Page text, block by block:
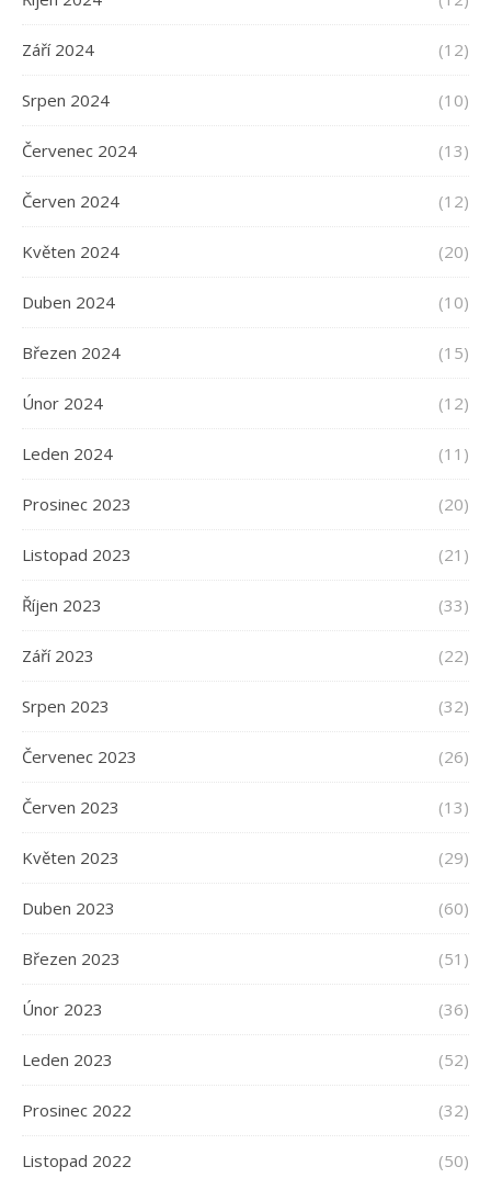
Září 2024 (12)
Srpen 2024 (10)
Červenec 2024 (13)
Červen 2024 (12)
Květen 2024 (20)
Duben 2024 (10)
Březen 2024 (15)
Únor 2024 (12)
Leden 2024 (11)
Prosinec 2023 (20)
Listopad 2023 (21)
Říjen 2023 (33)
Září 2023 (22)
Srpen 2023 (32)
Červenec 2023 (26)
Červen 2023 (13)
Květen 2023 (29)
Duben 2023 (60)
Březen 2023 (51)
Únor 2023 (36)
Leden 2023 (52)
Prosinec 2022 (32)
Listopad 2022 (50)